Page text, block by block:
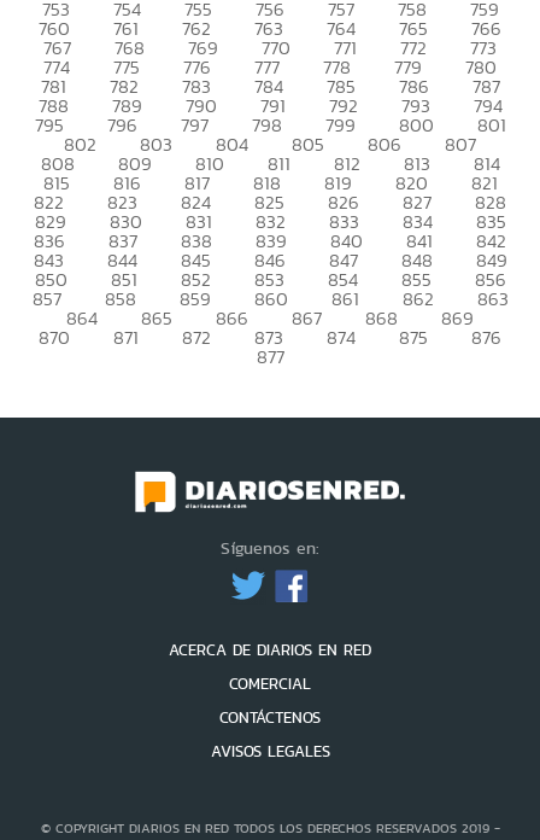
753 754 755 756 757 758 759
760 761 762 763 764 765 766
767 768 769 770 771 772 773
774 775 776 777 778 779 780
781 782 783 784 785 786 787
788 789 790 791 792 793 794
795 796 797 798 799 800 801
802 803 804 805 806 807
808 809 810 811 812 813 814
815 816 817 818 819 820 821
822 823 824 825 826 827 828
829 830 831 832 833 834 835
836 837 838 839 840 841 842
843 844 845 846 847 848 849
850 851 852 853 854 855 856
857 858 859 860 861 862 863
864 865 866 867 868 869
870 871 872 873 874 875 876
877
Síguenos en:
ACERCA DE DIARIOS EN RED
COMERCIAL
CONTÁCTENOS
AVISOS LEGALES
© COPYRIGHT DIARIOS EN RED TODOS LOS DERECHOS RESERVADOS 2019 -